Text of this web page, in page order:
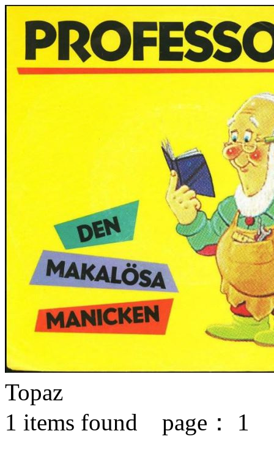
Topaz
1 items found page： 1